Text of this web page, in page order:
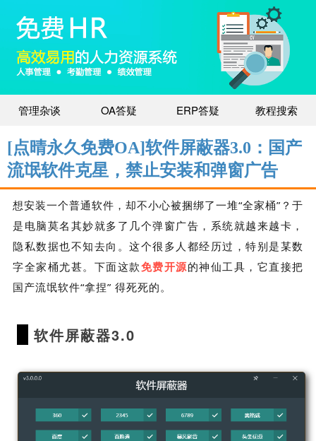
管理杂谈 OA答疑 ERP答疑 教程搜索
[点晴永久免费OA]软件屏蔽器3.0：国产
流氓软件克星，禁止安装和弹窗广告
想安装一个普通软件，却不小心被捆绑了一堆“全家桶”？于
是电脑莫名其妙就多了几个弹窗广告，系统就越来越卡，
隐私数据也不知去向。这个很多人都经历过，特别是某数
字全家桶尤甚。下面这款免费开源的神仙工具，它直接把
国产流氓软件“拿捏” 得死死的。
软件屏蔽器3.0